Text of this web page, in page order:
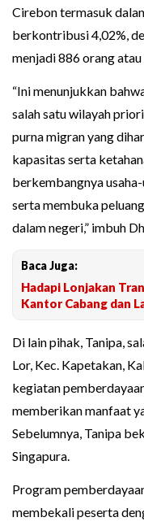
Cirebon termasuk
berkontribusi 4,02%,
menjadi 886 orang
‎“Ini menunjukkan
salah satu wilayah
purna migran yang
kapasitas serta
berkembangnya
serta membuka
dalam negeri,” imbuh
Baca Juga:
Hadapi Lonjakan
Kantor Cabang dan
‎Di lain pihak, Tanipa,
Lor, Kec. Kapetakan,
kegiatan
memberikan manfaat
Sebelumnya, Tanipa
Singapura.
‎Program
membekali peserta